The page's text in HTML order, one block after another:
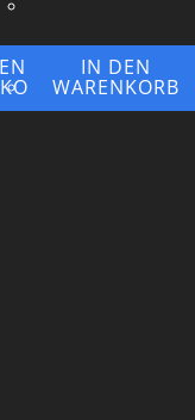
IN DEN
WARENKORB